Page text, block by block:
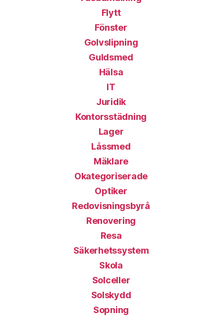
Flytt
Fönster
Golvslipning
Guldsmed
Hälsa
IT
Juridik
Kontorsstädning
Lager
Låssmed
Mäklare
Okategoriserade
Optiker
Redovisningsbyrå
Renovering
Resa
Säkerhetssystem
Skola
Solceller
Solskydd
Sopning